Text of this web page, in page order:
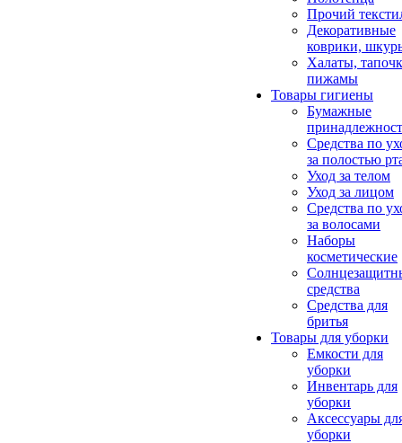
Прочий
Декоративные
коврики,
Халаты,
пижамы
Товары гигиены
Бумажные
Средства по
за полостью
Уход за телом
Уход за лицом
Средства по
за волосами
Наборы
косметические
средства
Средства для
бритья
Товары для уборки
Емкости для
уборки
Инвентарь для
уборки
Аксессуары
уборки